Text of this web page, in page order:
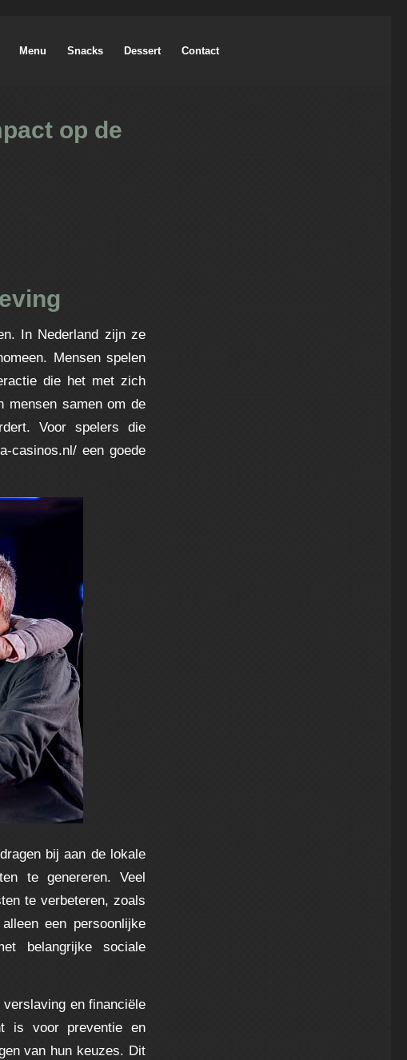
Menu Snacks Dessert Contact
op de
In Nederland zijn ze
Mensen spelen
die het met zich
mensen samen om de
Voor spelers die
casinos.nl/een goede
bij aan de lokale
te genereren. Veel
te verbeteren, zoals
een persoonlijke
belangrijke sociale
en financiële
is voor preventie en
van hun keuzes. Dit